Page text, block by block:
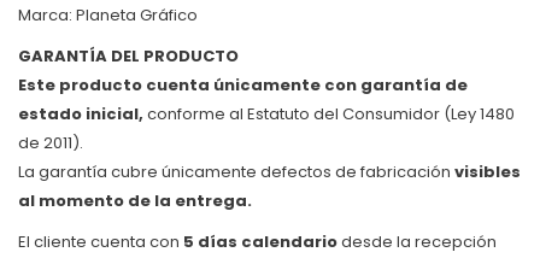
Marca: Planeta Gráfico
GARANTÍA DEL PRODUCTO
Este producto cuenta únicamente con garantía de
estado inicial, conforme al Estatuto del Consumidor (Ley 1480
de 2011).
La garantía cubre únicamente defectos de fabricación visibles
al momento de la entrega.
El cliente cuenta con 5 días calendariodesde la recepción